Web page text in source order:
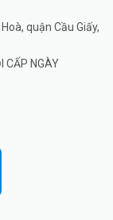
quận Cầu Giấy,
CẤP NGÀY